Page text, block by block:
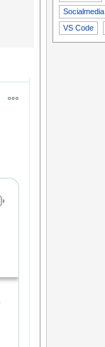
Socialmedia
VS Code